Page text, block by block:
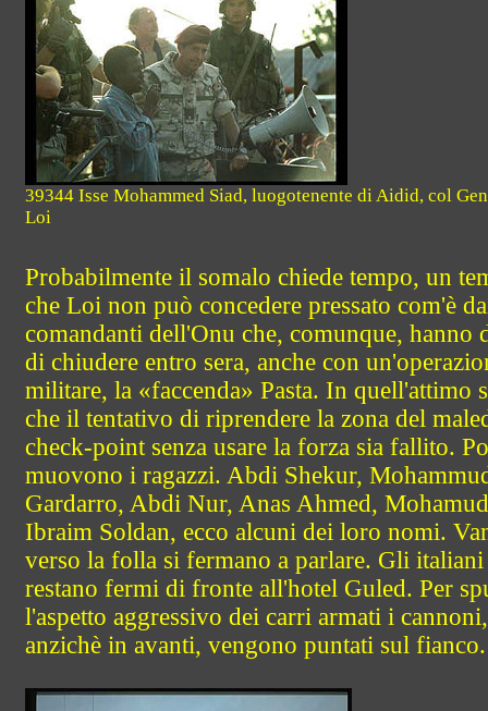
39344 Isse Mohammed Siad, luogotenente di Aidid, col
Loi
Probabilmente il somalo chiede tempo, un
che Loi non può concedere pressato com'è
comandanti dell'Onu che, comunque, hanno
di chiudere entro sera, anche con
militare, la «faccenda» Pasta. In quell'attimo
che il tentativo di riprendere la zona del
check-point senza usare la forza sia fallito.
muovono i ragazzi. Abdi Shekur,
Gardarro, Abdi Nur, Anas Ahmed, Mohamud
Ibraim Soldan, ecco alcuni dei loro nomi.
verso la folla si fermano a parlare. Gli italiani
restano fermi di fronte all'hotel Guled. Per
l'aspetto aggressivo dei carri armati i cannoni,
anzichè in avanti, vengono puntati sul fianco.